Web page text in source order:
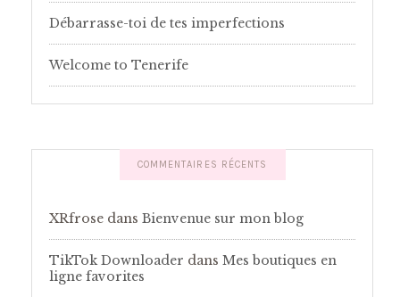
Débarrasse-toi de tes imperfections
Welcome to Tenerife
COMMENTAIRES RÉCENTS
XRfrose dans Bienvenue sur mon blog
TikTok Downloader dans Mes boutiques en
ligne favorites